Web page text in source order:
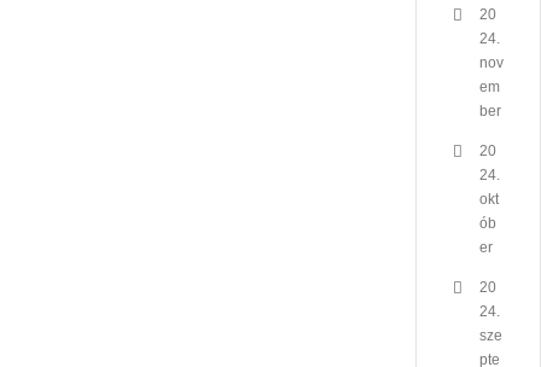
20
24.
nov
em
ber
20
24.
okt
ób
er
20
24.
sze
pte